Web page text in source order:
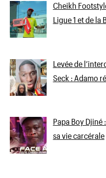
Cheikh
Ligue 1 et de la
Levée de
Seck : Adamo
Papa Boy
sa vie carcérale